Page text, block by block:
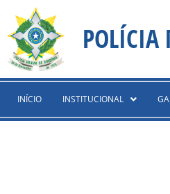
content
para
conteúdo
INÍCIO INSTITUCIONAL